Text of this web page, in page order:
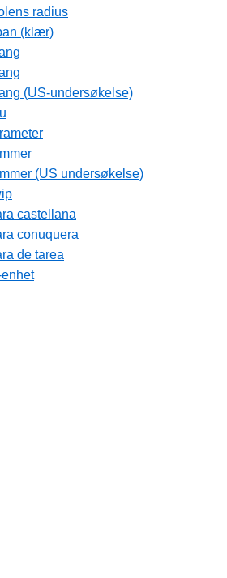
radius
(klær)
(US-undersøkelse)
(US undersøkelse)
castellana
conuquera
de tarea